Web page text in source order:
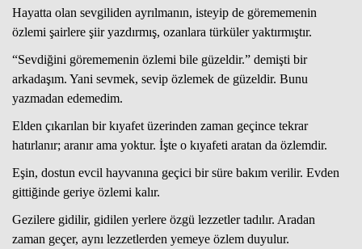
Hayatta olan sevgiliden ayrılmanın, isteyip de görememenin
özlemi şairlere şiir yazdırmış, ozanlara türküler yaktırmıştır.
“Sevdiğini görememenin özlemi bile güzeldir.” demişti bir
arkadaşım. Yani sevmek, sevip özlemek de güzeldir. Bunu
yazmadan edemedim.
Elden çıkarılan bir kıyafet üzerinden zaman geçince tekrar
hatırlanır; aranır ama yoktur. İşte o kıyafeti aratan da özlemdir.
Eşin, dostun evcil hayvanına geçici bir süre bakım verilir. Evden
gittiğinde geriye özlemi kalır.
Gezilere gidilir, gidilen yerlere özgü lezzetler tadılır. Aradan
zaman geçer, aynı lezzetlerden yemeye özlem duyulur.